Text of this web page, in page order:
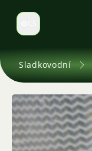
Select language
Sladkovodní